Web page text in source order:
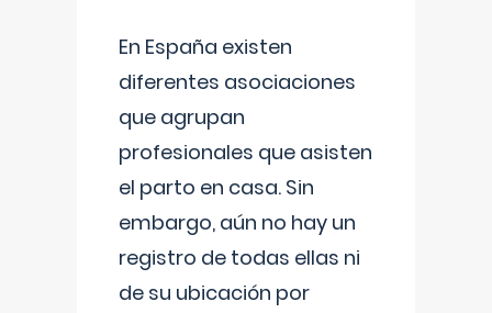
En España existen
diferentes asociaciones
que agrupan
profesionales que asisten
el parto en casa. Sin
embargo, aún no hay un
registro de todas ellas ni
de su ubicación por